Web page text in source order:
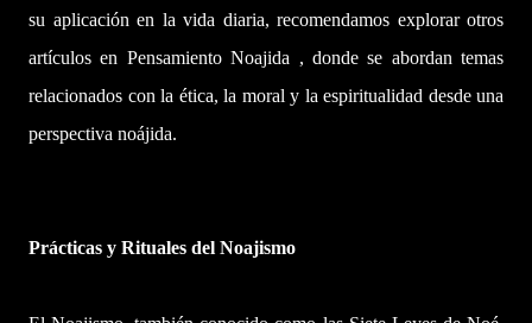
su aplicación en la vida diaria, recomendamos explorar otros
artículos en Pensamiento Noajida , donde se abordan temas
relacionados con la ética, la moral y la espiritualidad desde una
perspectiva noájida.
Prácticas y Rituales del Noajismo